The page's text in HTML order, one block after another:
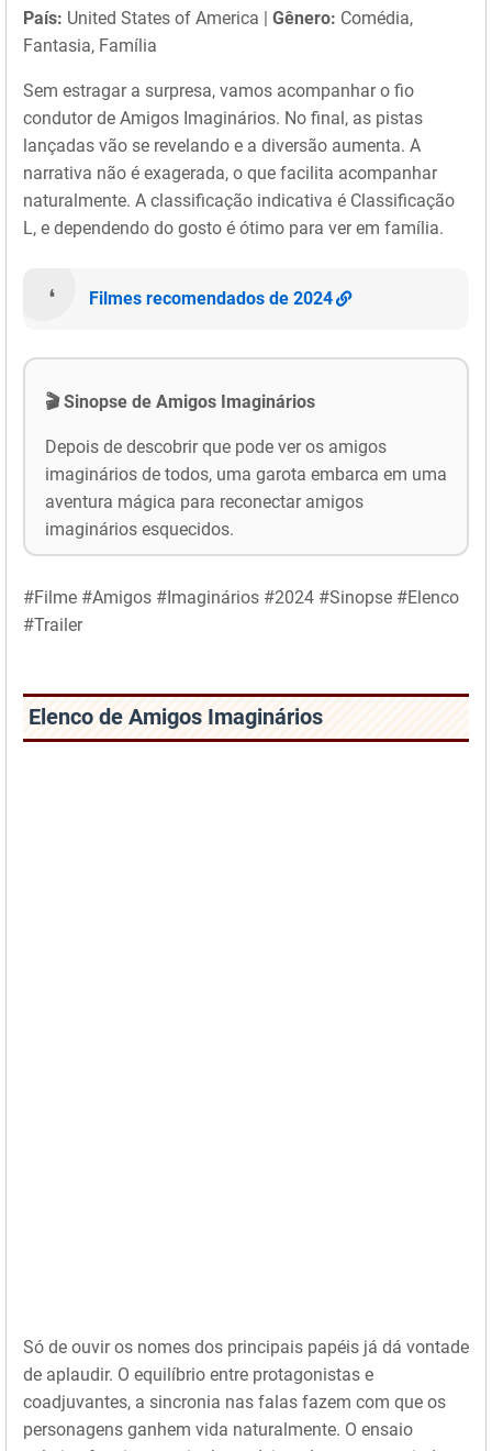
País: United States of America | Gênero: Comédia,
Fantasia, Família
Sem estragar a surpresa, vamos acompanhar o fio
condutor de Amigos Imaginários. No final, as pistas
lançadas vão se revelando e a diversão aumenta. A
narrativa não é exagerada, o que facilita acompanhar
naturalmente. A classificação indicativa é Classificação
L, e dependendo do gosto é ótimo para ver em família.
Filmes recomendados de 2024
🎬 Sinopse de Amigos Imaginários
Depois de descobrir que pode ver os amigos
imaginários de todos, uma garota embarca em uma
aventura mágica para reconectar amigos
imaginários esquecidos.
#Filme #Amigos #Imaginários #2024 #Sinopse #Elenco
#Trailer
Elenco de Amigos Imaginários
Só de ouvir os nomes dos principais papéis já dá vontade
de aplaudir. O equilíbrio entre protagonistas e
coadjuvantes, a sincronia nas falas fazem com que os
personagens ganhem vida naturalmente. O ensaio